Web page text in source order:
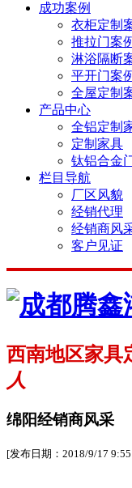
成功案例
衣柜定制
推拉门案
淋浴隔断
平开门案
全屋定制
产品中心
全铝定制
定制家具
钛铝合金
栏目导航
厂区风貌
经销代理
经销商风
客户见证
西南地区家具
人
绵阳经销商风采
[发布日期：2018/9/17